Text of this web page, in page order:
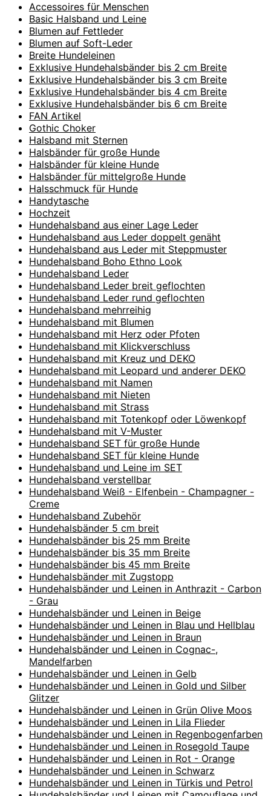
Accessoires für Menschen
Basic Halsband und Leine
Blumen auf Fettleder
Blumen auf Soft-Leder
Breite Hundeleinen
Exklusive Hundehalsbänder bis 2 cm Breite
Exklusive Hundehalsbänder bis 3 cm Breite
Exklusive Hundehalsbänder bis 4 cm Breite
Exklusive Hundehalsbänder bis 6 cm Breite
FAN Artikel
Gothic Choker
Halsband mit Sternen
Halsbänder für große Hunde
Halsbänder für kleine Hunde
Halsbänder für mittelgroße Hunde
Halsschmuck für Hunde
Handytasche
Hochzeit
Hundehalsband aus einer Lage Leder
Hundehalsband aus Leder doppelt genäht
Hundehalsband aus Leder mit Steppmuster
Hundehalsband Boho Ethno Look
Hundehalsband Leder
Hundehalsband Leder breit geflochten
Hundehalsband Leder rund geflochten
Hundehalsband mehrreihig
Hundehalsband mit Blumen
Hundehalsband mit Herz oder Pfoten
Hundehalsband mit Klickverschluss
Hundehalsband mit Kreuz und DEKO
Hundehalsband mit Leopard und anderer DEKO
Hundehalsband mit Namen
Hundehalsband mit Nieten
Hundehalsband mit Strass
Hundehalsband mit Totenkopf oder Löwenkopf
Hundehalsband mit V-Muster
Hundehalsband SET für große Hunde
Hundehalsband SET für kleine Hunde
Hundehalsband und Leine im SET
Hundehalsband verstellbar
Hundehalsband Weiß - Elfenbein - Champagner -
Creme
Hundehalsband Zubehör
Hundehalsbänder 5 cm breit
Hundehalsbänder bis 25 mm Breite
Hundehalsbänder bis 35 mm Breite
Hundehalsbänder bis 45 mm Breite
Hundehalsbänder mit Zugstopp
Hundehalsbänder und Leinen in Anthrazit - Carbon
- Grau
Hundehalsbänder und Leinen in Beige
Hundehalsbänder und Leinen in Blau und Hellblau
Hundehalsbänder und Leinen in Braun
Hundehalsbänder und Leinen in Cognac-,
Mandelfarben
Hundehalsbänder und Leinen in Gelb
Hundehalsbänder und Leinen in Gold und Silber
Glitzer
Hundehalsbänder und Leinen in Grün Olive Moos
Hundehalsbänder und Leinen in Lila Flieder
Hundehalsbänder und Leinen in Regenbogenfarben
Hundehalsbänder und Leinen in Rosegold Taupe
Hundehalsbänder und Leinen in Rot - Orange
Hundehalsbänder und Leinen in Schwarz
Hundehalsbänder und Leinen in Türkis und Petrol